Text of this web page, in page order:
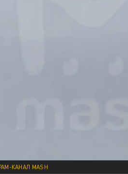
КАНАЛ MASH